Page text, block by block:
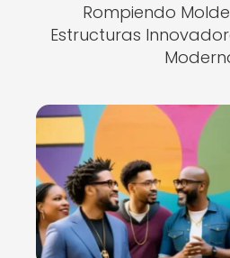
Rompiendo
Estructuras